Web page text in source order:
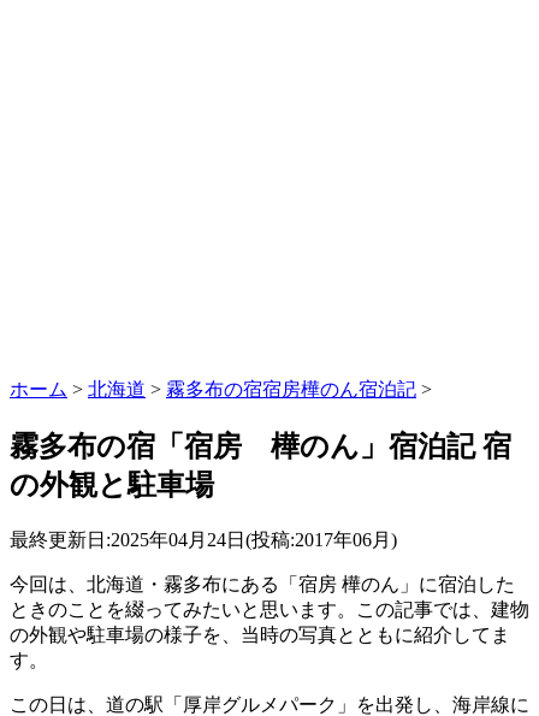
ホーム > 北海道 > 霧多布の宿宿房樺のん宿泊記 >
霧多布の宿「宿房 樺のん」宿泊記 宿
の外観と駐車場
最終更新日:2025年04月24日(投稿:2017年06月)
今回は、北海道・霧多布にある「宿房 樺のん」に宿泊した
ときのことを綴ってみたいと思います。この記事では、建物
の外観や駐車場の様子を、当時の写真とともに紹介してま
す。
この日は、道の駅「厚岸グルメパーク」を出発し、海岸線に